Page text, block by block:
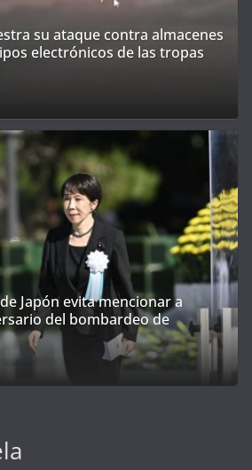
su ataque contra almacenes
electrónicos de las tropas
Japón evita mencionar a
del bombardeo de